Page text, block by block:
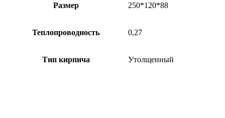
Размер 250*120*88
Теплопроводность 0,27
Тип кирпича Утолщенный